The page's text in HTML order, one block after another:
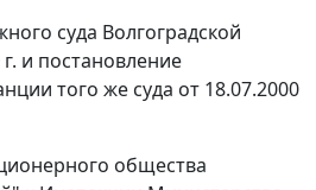
суда Волгоградской
и постановление
того же суда от 18.07.2000
общества